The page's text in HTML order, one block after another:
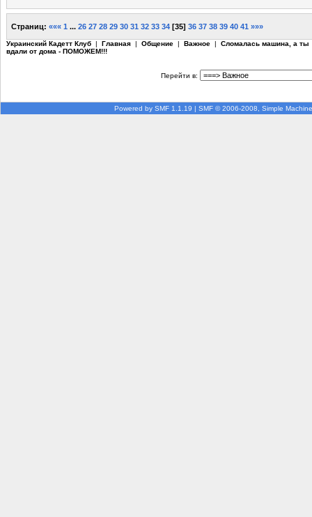
Страниц: ««« 1 ... 26 27 28 29 30 31 32 33 34 [35] 36 37 38 39 40 41 »»»
Украинский Кадетт Клуб | Главная | Общение | Важное | Сломалась машина, а ты
вдали от дома - ПОМОЖЕМ!!!
Перейти в:
Powered by SMF 1.1.19 | SMF © 2006-2008, Simple